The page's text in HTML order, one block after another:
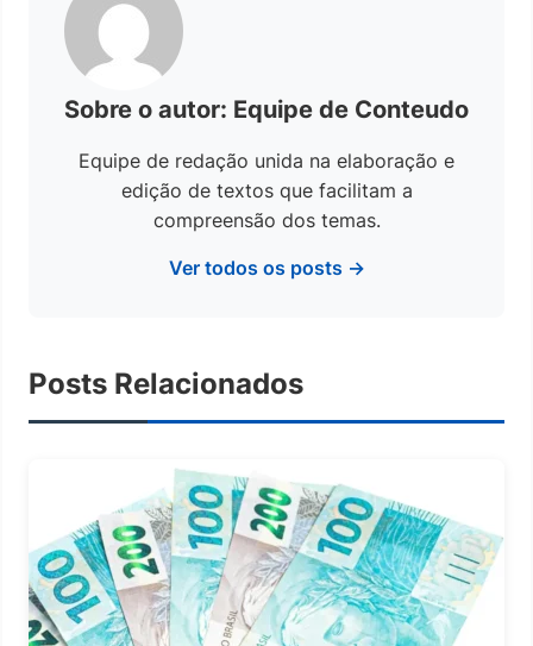
Sobre o autor: Equipe de Conteudo
Equipe de redação unida na elaboração e
edição de textos que facilitam a
compreensão dos temas.
Ver todos os posts →
Posts Relacionados